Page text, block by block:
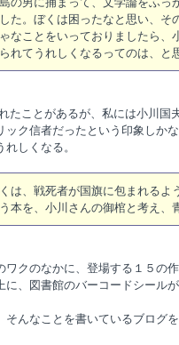
た。ぼくは困ったなと思い、
なことをいっておりましたら
れてうれしくなるってのは、と
たことがあるが、私には小川国
ク信者だったという印象しか
しくなる。
は、戦死者が国旗に包まれる
本を、小川さんの御棺と考え、
クのなかに、登場する１５の
に、図書館のバーコードシール
そんなことを書いているブログ